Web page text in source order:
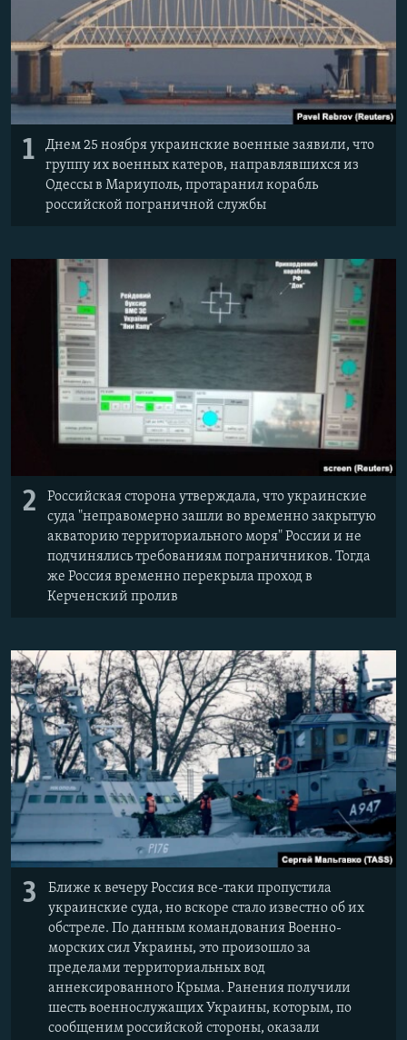
Հայերեն
English
Русский
Все сайты Радио Азатутюн
1
Днем 25 ноября украинские военные заявили, что
группу их военных катеров, направлявшихся из
Одессы в Мариуполь, протаранил корабль
российской пограничной службы
2
Российская сторона утверждала, что украинские
суда "неправомерно зашли во временно закрытую
акваторию территориального моря" России и не
подчинялись требованиям пограничников. Тогда
же Россия временно перекрыла проход в
Керченский пролив
3
Ближе к вечеру Россия все-таки пропустила
украинские суда, но вскоре стало известно об их
обстреле. По данным командования Военно-
морских сил Украины, это произошло за
пределами территориальных вод
аннексированного Крыма. Ранения получили
шесть военнослужащих Украины, которым, по
сообщеним российской стороны, оказали